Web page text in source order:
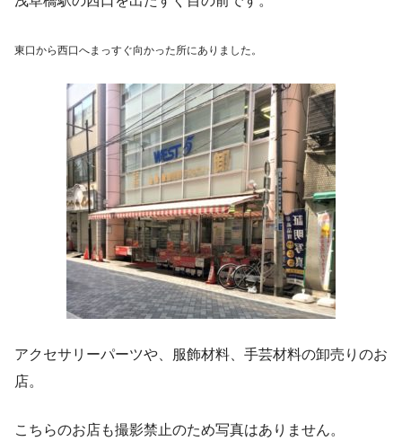
東口から西口へまっすぐ向かった所にありました。
アクセサリーパーツや、服飾材料、手芸材料の卸売りのお
店。
こちらのお店も撮影禁止のため写真はありません。